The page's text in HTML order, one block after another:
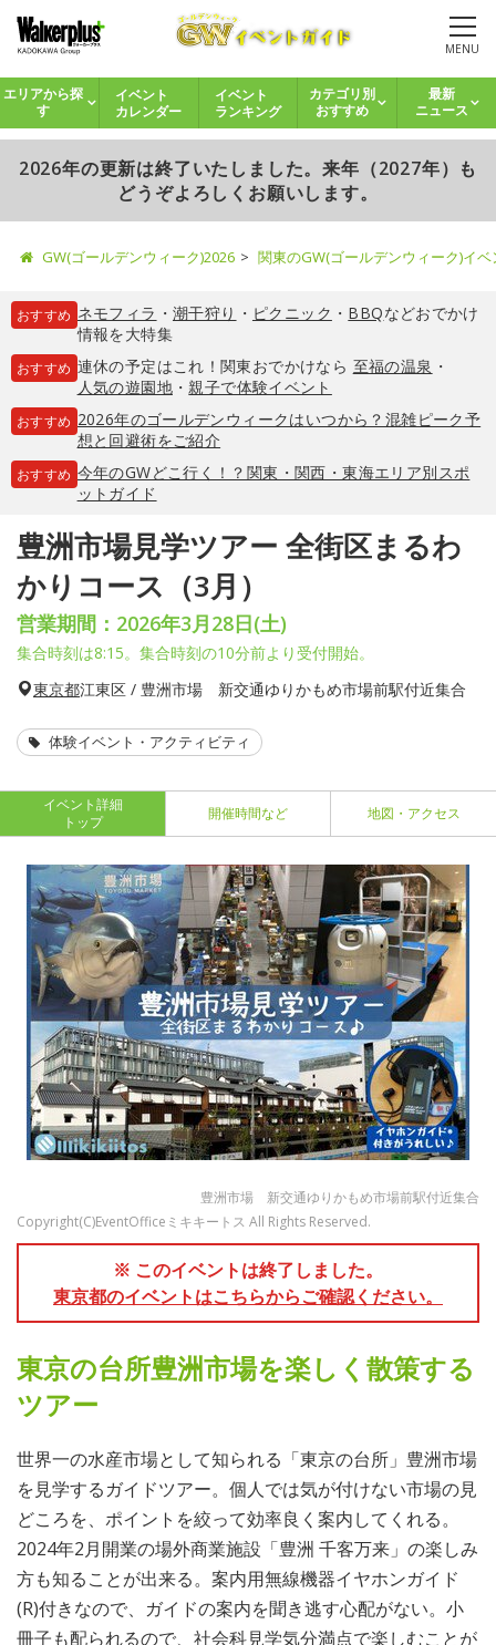
MENU
エリアから探
す
イベント
カレンダー
イベント
ランキング
カテゴリ別
おすすめ
最新
ニュース
2026年の更新は終了いたしました。来年（2027年）も
どうぞよろしくお願いします。
GW(ゴールデンウィーク)2026 関東のGW(ゴールデンウィーク)イ
おすすめ ネモフィラ ・ 潮干狩り ・ ピクニック ・ BBQなどおでかけ
情報を大特集
おすすめ 連休の予定はこれ！関東おでかけなら 至福の温泉 ・
人気の遊園地・親子で体験イベント
おすすめ 2026年のゴールデンウィークはいつから？混雑ピーク予
想と回避術をご紹介
おすすめ 今年のGWどこ行く！？関東・関西・東海エリア別スポ
ットガイド
豊洲市場見学ツアー 全街区まるわ
かりコース（3月）
営業期間：2026年3月28日(土)
集合時刻は8:15。集合時刻の10分前より受付開始。
東京都江東区 / 豊洲市場 新交通ゆりかもめ市場前駅付近集合
体験イベント・アクティビティ
イベント詳細
トップ
開催時間など 地図・アクセス
豊洲市場 新交通ゆりかもめ市場前駅付近集合
Copyright(C)EventOfficeミキキートス All Rights Reserved.
※ このイベントは終了しました。
東京都のイベントはこちらからご確認ください。
東京の台所豊洲市場を楽しく散策する
ツアー
世界一の水産市場として知られる「東京の台所」豊洲市場
を見学するガイドツアー。個人では気が付けない市場の見
どころを、ポイントを絞って効率良く案内してくれる。
2024年2月開業の場外商業施設「豊洲 千客万来」の楽しみ
方も知ることが出来る。案内用無線機器イヤホンガイド
(R)付きなので、ガイドの案内を聞き逃す心配がない。小
冊子も配られるので、社会科見学気分満点で楽しむことが